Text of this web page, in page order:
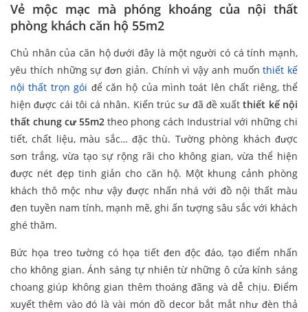
Vẻ mộc mạc mà phóng khoáng của nội thất
phòng khách căn hộ 55m2
Chủ nhân của căn hộ dưới đây là một người có cá tính mạnh,
yêu thích những sự đơn giản. Chính vì vậy anh muốnthiết kế
nội thất trọn gói để căn hộ của mình toát lên chất riêng, thể
hiện được cái tôi cá nhân. Kiến trúc sư đã đề xuấtthiết kế nội
thất chung cư 55m2 theo phong cách Industrial với những chi
tiết, chất liệu, màu sắc… đặc thù. Tường phòng khách được
sơn trắng, vừa tạo sự rộng rãi cho không gian, vừa thể hiện
được nét đẹp tinh giản cho căn hộ. Một khung cảnh phòng
khách thô mộc như vậy được nhấn nhá với đồ nội thất màu
đen tuyền nam tính, mạnh mẽ, ghi ấn tượng sâu sắc với khách
ghé thăm.
Bức họa treo tường có họa tiết đen độc đáo, tạo điểm nhấn
cho không gian. Ánh sáng tự nhiên từ những ô cửa kính sáng
choang giúp không gian thêm thoáng đãng và dễ chịu. Điểm
xuyết thêm vào đó là vài món đồ decor bắt mắt như đèn thả